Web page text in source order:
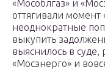
«Мособлгаз» и
оттягивали момент
неоднократные
выкупить
выяснилось в суде,
«Мосэнерго» и